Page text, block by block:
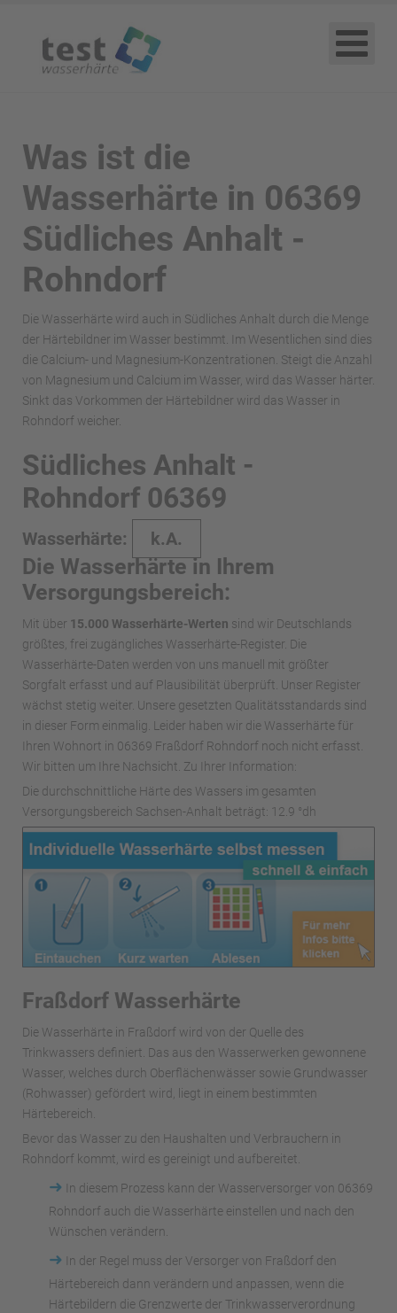
Was ist die
Wasserhärte in 06369
Südliches Anhalt -
Rohndorf
Die Wasserhärte wird auch in Südliches Anhalt durch die Menge
der Härtebildner im Wasser bestimmt. Im Wesentlichen sind dies
die Calcium- und Magnesium-Konzentrationen. Steigt die Anzahl
von Magnesium und Calcium im Wasser, wird das Wasser härter.
Sinkt das Vorkommen der Härtebildner wird das Wasser in
Rohndorf weicher.
Südliches Anhalt -
Rohndorf 06369
Wasserhärte: k.A.
Die Wasserhärte in Ihrem
Versorgungsbereich:
Mit über 15.000 Wasserhärte-Werten sind wir Deutschlands
größtes, frei zugängliches Wasserhärte-Register. Die
Wasserhärte-Daten werden von uns manuell mit größter
Sorgfalt erfasst und auf Plausibilität überprüft. Unser Register
wächst stetig weiter. Unsere gesetzten Qualitätsstandards sind
in dieser Form einmalig. Leider haben wir die Wasserhärte für
Ihren Wohnort in 06369 Fraßdorf Rohndorf noch nicht erfasst.
Wir bitten um Ihre Nachsicht. Zu Ihrer Information:
Die durchschnittliche Härte des Wassers im gesamten
Versorgungsbereich Sachsen-Anhalt beträgt: 12.9 °dh
Fraßdorf Wasserhärte
Die Wasserhärte in Fraßdorf wird von der Quelle des
Trinkwassers definiert. Das aus den Wasserwerken gewonnene
Wasser, welches durch Oberflächenwässer sowie Grundwasser
(Rohwasser) gefördert wird, liegt in einem bestimmten
Härtebereich.
Bevor das Wasser zu den Haushalten und Verbrauchern in
Rohndorf kommt, wird es gereinigt und aufbereitet.
➜
In diesem Prozess kann der Wasserversorger von 06369
Rohndorf auch die Wasserhärte einstellen und nach den
Wünschen verändern.
➜
In der Regel muss der Versorger von Fraßdorf den
Härtebereich dann verändern und anpassen, wenn die
Härtebildern die Grenzwerte der Trinkwasserverordnung